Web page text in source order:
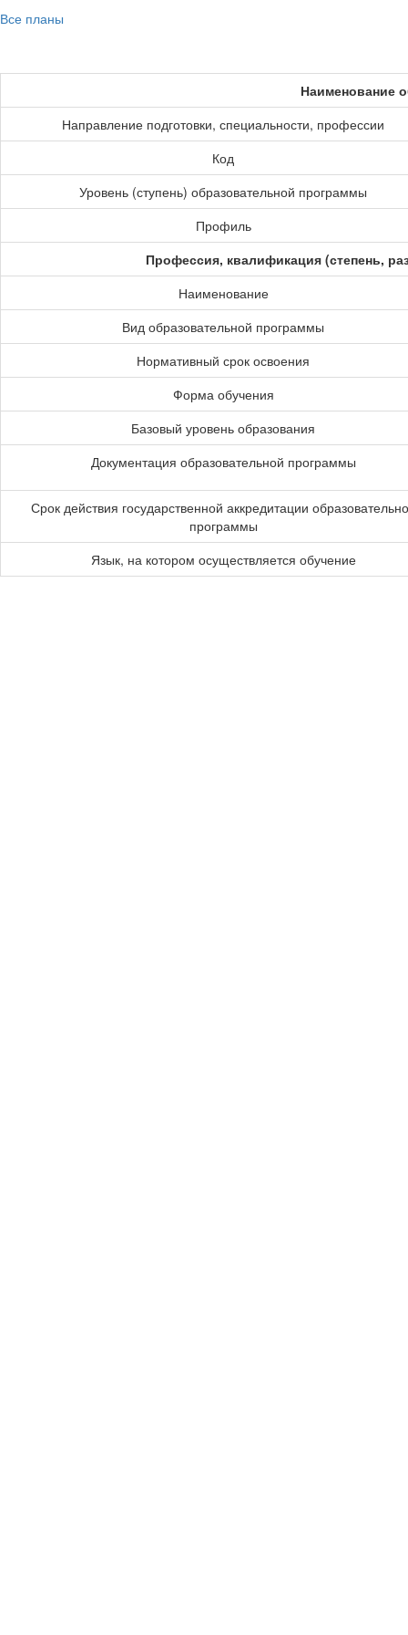
Все планы
Наименование
Направление подготовки, специальности, профессии
Код
Уровень (ступень) образовательной программы
Профиль
Профессия, квалификация (степень,
Наименование
Вид образовательной программы
Нормативный срок освоения
Форма обучения
Базовый уровень образования
Документация образовательной программы
Срок действия государственной аккредитации
программы
Язык, на котором осуществляется обучение